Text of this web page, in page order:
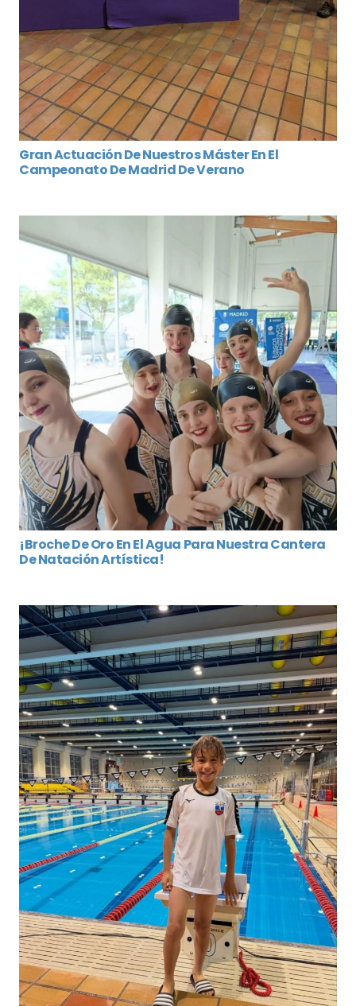
Gran Actuación De Nuestros Máster En El
Campeonato De Madrid De Verano
¡Broche De Oro En El Agua Para Nuestra Cantera
De Natación Artística!